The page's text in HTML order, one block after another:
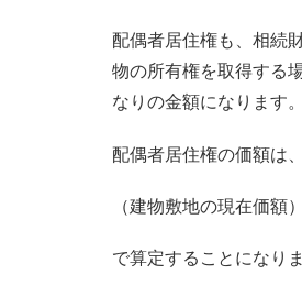
配偶者居住権も、相続
物の所有権を取得する
なりの金額になります。
配偶者居住権の価額は
（建物敷地の現在価額
で算定することになりま